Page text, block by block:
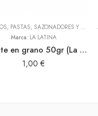
,TODOS
ADEREZOS, PASTAS, SAZONADORES Y CONDIMENTOS
Marca: LA LATINA
Achiote en grano 50gr (La Latina)
1,00 €